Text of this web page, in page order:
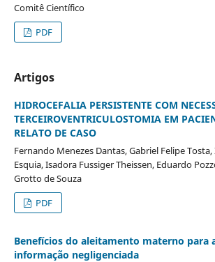
Comitê Científico
PDF
Artigos
HIDROCEFALIA PERSISTENTE COM
TERCEIROVENTRICULOSTOMIA EM
RELATO DE CASO
Fernando Menezes Dantas, Gabriel Felipe
Esquia, Isadora Fussiger Theissen, Eduardo
Grotto de Souza
PDF
Benefícios do aleitamento materno para
informação negligenciada